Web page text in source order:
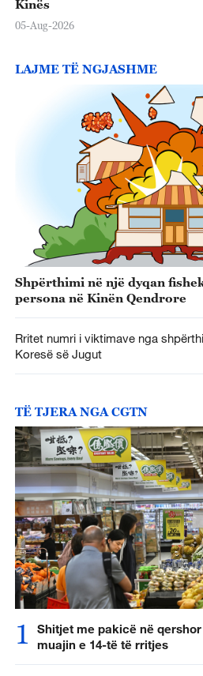
Kinës
05-Aug-2026
LAJME TË NGJASHME
Shpërthimi në një dyqan
persona në Kinën Qendrore
Rritet numri i viktimave nga
Koresë së Jugut
TË TJERA NGA CGTN
1
Shitjet me pakicë në
muajin e 14-të të rritjes